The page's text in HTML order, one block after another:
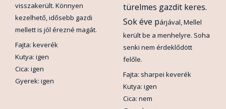
visszakerült. Könnyen
kezelhető, idősebb gazdi
mellett is jól érezné magát.
Fajta: keverék
Kutya: igen
Cica: igen
Gyerek: igen
türelmes gazdit keres.
Sok éve párjával, Mellel
került be a menhelyre. Soha
senki nem érdeklődött
felőle.
Fajta: sharpei keverék
Kutya: igen
Cica: nem